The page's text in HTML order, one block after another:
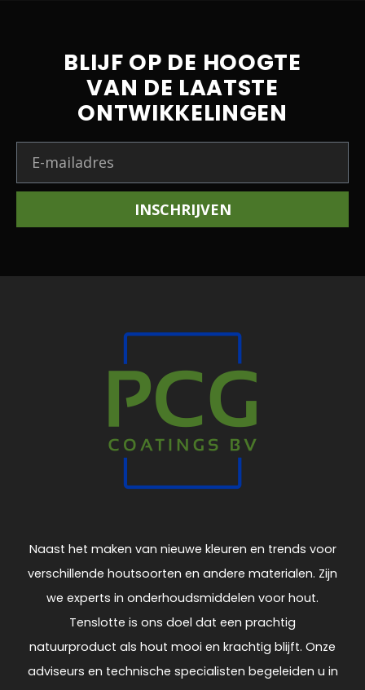
BLIJF OP DE HOOGTE
VAN DE LAATSTE
ONTWIKKELINGEN
INSCHRIJVEN
Naast het maken van nieuwe kleuren en trends voor
verschillende houtsoorten en andere materialen. Zijn
we experts in onderhoudsmiddelen voor hout.
Tenslotte is ons doel dat een prachtig
natuurproduct als hout mooi en krachtig blijft. Onze
adviseurs en technische specialisten begeleiden u in